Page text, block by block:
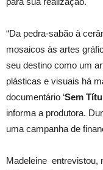
“Da pedra-sabão à
mosaicos às artes
seu destino como um
plásticas e visuais há
documentário ‘Sem
informa a produtora.
uma campanha de
Madeleine entrevistou,